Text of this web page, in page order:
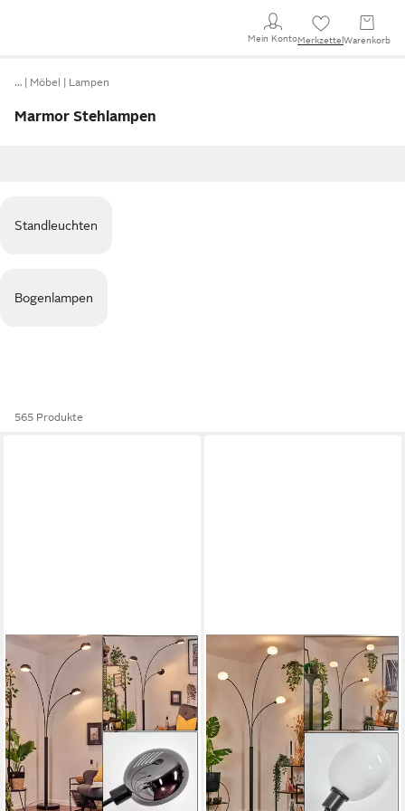
Mein KontoMerkzettel Warenkorb
… Möbel Lampen
Marmor Stehlampen
Standleuchten
Bogenlampen
565 Produkte